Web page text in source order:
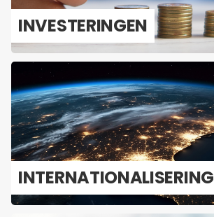
IN­VES­TE­RIN­GEN
IN­TER­NA­TI­O­NA­LI­SE­RING